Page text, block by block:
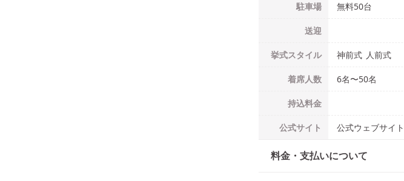
駐車場 無料50台
送迎
挙式スタイル 神前式 人前式
着席人数 6名〜50名
持込料金
公式サイト 公式ウェブサイ
料金・支払いについて